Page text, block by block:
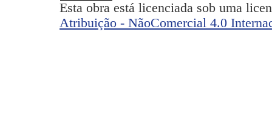
Esta obra está licenciada sob uma
Atribuição - NãoComercial 4.0